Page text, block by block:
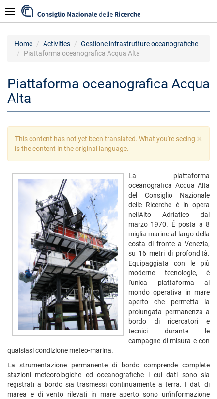
to
main
Navigazione
Home Activities
Gestione infrastrutture oceanografiche
Piattaforma oceanografica Acqua Alta
Piattaforma oceanografica Acqua
Alta
×
Warning
message
This content has not yet been translated. What you're seeing
is the content in the original language.
La piattaforma
oceanografica Acqua Alta
del Consiglio Nazionale
delle Ricerche é in opera
nell'Alto Adriatico dal
marzo 1970. É posta a 8
miglia marine al largo della
costa di fronte a Venezia,
su 16 metri di profondità.
Equipaggiata con le più
moderne tecnologie, è
l'unica piattaforma al
mondo operativa in mare
aperto che permetta la
prolungata permanenza a
bordo di ricercatori e
tecnici durante le
campagne di misura e con
qualsiasi condizione meteo-marina.
La strumentazione permanente di bordo comprende complete
stazioni meteorologiche ed oceanografiche i cui dati sono sia
registrati a bordo sia trasmessi continuamente a terra. I dati di
marea e di vento rilevati in mare aperto sono un'informazione